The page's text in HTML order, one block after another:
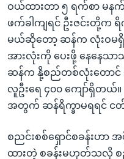
ဝယ်ထားတာ ၅ ရက်စာ မနက်
ဖက်ခါကျရင် ဦးဇင်းတို့က ရိ
မယ်ဆိုတော့ ဆန်က လုံးဝမ
အားလုံးကို ပေးဖို့ နေနေသ
ဆန်က နို့စည်တစ်လုံးတောင် မ
လူဦးရေ ၄၀၀ ကျော်ရှိတယ်။
အတွက် ဆန်ရိက္ခာမရရင် ငတ်ပ
စညင်းစစ်ရှောင်စခန်းဟာ
ထားတဲ့ စခန်းမဟုတ်သလို စ